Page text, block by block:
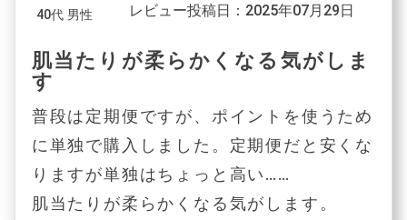
40代 男性
レビュー投稿日：2025年07月29日
肌当たりが柔らかくなる気がしま
す
普段は定期便ですが、ポイントを使うため
に単独で購入しました。定期便だと安くな
りますが単独はちょっと高い……
肌当たりが柔らかくなる気がします。